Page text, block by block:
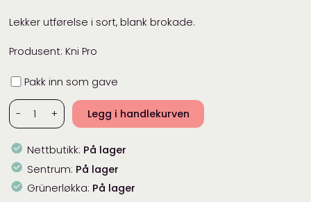
Lekker utførelse i sort, blank brokade.
Produsent: Kni Pro
Innpakning
Pakk inn som gave
-
Oppskriftstativ
magnettavle
17
x
26
+ Legg i handlekurven
Nettbutikk: På lager
Sentrum: På lager
Grünerløkka: På lager